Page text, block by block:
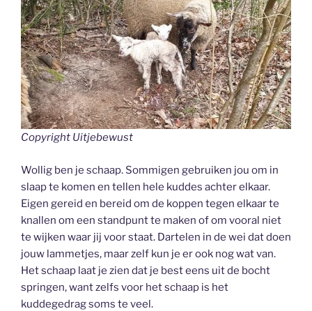
Copyright Uitjebewust
Wollig ben je schaap. Sommigen gebruiken jou om in
slaap te komen en tellen hele kuddes achter elkaar.
Eigen gereid en bereid om de koppen tegen elkaar te
knallen om een standpunt te maken of om vooral niet
te wijken waar jij voor staat. Dartelen in de wei dat doen
jouw lammetjes, maar zelf kun je er ook nog wat van.
Het schaap laat je zien dat je best eens uit de bocht
springen, want zelfs voor het schaap is het
kuddegedrag soms te veel.